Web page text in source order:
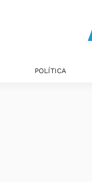
POLÍTICA